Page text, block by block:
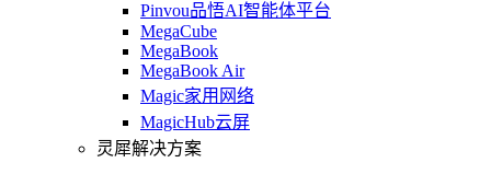
Pinvou品悟AI智能体平台
MegaCube
MegaBook
MegaBook Air
Magic家用网络
MagicHub云屏
灵犀解决方案